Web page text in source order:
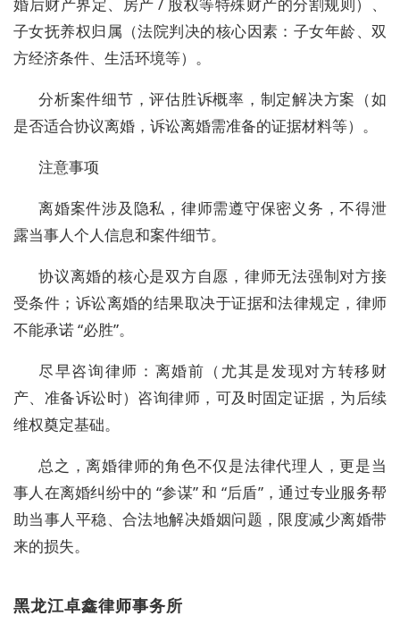
婚后财产界定、房产 / 股权等特殊财产的分割规则）、
子女抚养权归属（法院判决的核心因素：子女年龄、双
方经济条件、生活环境等）。
分析案件细节，评估胜诉概率，制定解决方案（如
是否适合协议离婚，诉讼离婚需准备的证据材料等）。
注意事项
离婚案件涉及隐私，律师需遵守保密义务，不得泄
露当事人个人信息和案件细节。
协议离婚的核心是双方自愿，律师无法强制对方接
受条件；诉讼离婚的结果取决于证据和法律规定，律师
不能承诺 “必胜”。
尽早咨询律师：离婚前（尤其是发现对方转移财
产、准备诉讼时）咨询律师，可及时固定证据，为后续
维权奠定基础。
总之，离婚律师的角色不仅是法律代理人，更是当
事人在离婚纠纷中的 “参谋” 和 “后盾”，通过专业服务帮
助当事人平稳、合法地解决婚姻问题，限度减少离婚带
来的损失。
黑龙江卓鑫律师事务所